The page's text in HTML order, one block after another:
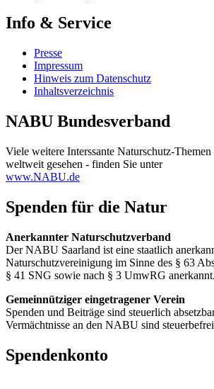
Info & Service
Presse
Impressum
Hinweis zum Datenschutz
Inhaltsverzeichnis
NABU Bundesverband
Viele weitere Interssante Naturschutz-Themen
weltweit gesehen - finden Sie unter
www.NABU.de
Spenden für die Natur
Anerkannter Naturschutzverband
Der NABU Saarland ist eine staatlich
Naturschutzvereinigung im Sinne des § 63
§ 41 SNG sowie nach § 3 UmwRG anerkannt.
Gemeinnütziger eingetragener Verein
Spenden und Beiträge sind steuerlich
Vermächtnisse an den NABU sind
Spendenkonto